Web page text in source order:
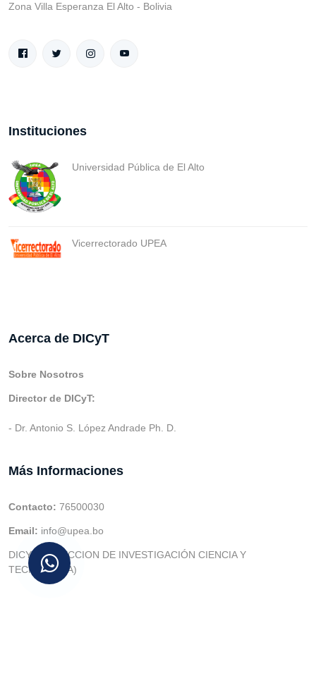
Zona Villa Esperanza El Alto - Bolivia
Instituciones
Universidad Pública de El Alto
Vicerrectorado UPEA
Acerca de DICyT
Sobre Nosotros
Director de DICyT:
- Dr. Antonio S. López Andrade Ph. D.
Más Informaciones
Contacto: 76500030
Email: info@upea.bo
DICYT (DIRECCION DE INVESTIGACIÓN CIENCIA Y
TECNOLOGIA)